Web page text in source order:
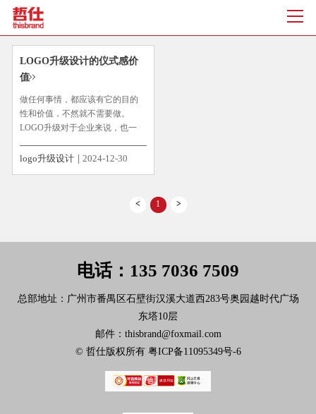
LOGO升级设计的仪式感价
值
做任何事情，都应该有它的目的
性和价值，不然就不需要做。
LOGO升级对于企业来说，也一
多懂得并善于营销的企业和品牌
logo升级设计 2024-12-30
< 1 >
电话：135 7036 7509
总部地址：广州市番禺区石壁街汉溪大道西283号奥园越时代广场
东塔10层
邮件：thisbrand@foxmail.com
© 哲仕版权所有 粤ICP备11095349号-6